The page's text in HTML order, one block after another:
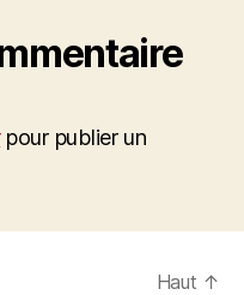
pour publier un
Haut ↑